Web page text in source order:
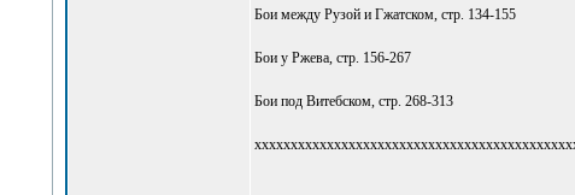
Бои между Рузой и Гжатском, стр. 134-155
Бои у Ржева, стр. 156-267
Бои под Витебском, стр. 268-313